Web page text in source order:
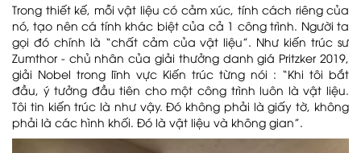
Trong thiết kế, mỗi vật liệu có cảm xúc, tính cách riêng của
nó, tạo nên cá tính khác biệt của cả 1 công trình. Người ta
gọi đó chính là “chất cảm của vật liệu”. Như kiến trúc sư
Zumthor - chủ nhân của giải thưởng danh giá Pritzker 2019,
giải Nobel trong lĩnh vực Kiến trúc từng nói : “Khi tôi bắt
đầu, ý tưởng đầu tiên cho một công trình luôn là vật liệu.
Tôi tin kiến trúc là như vậy. Đó không phải là giấy tờ, không
phải là các hình khối. Đó là vật liệu và không gian”.